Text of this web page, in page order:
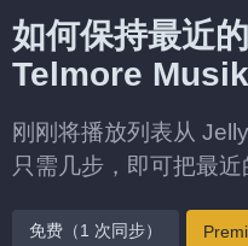
如何保持最近
Telmore
刚刚将播放列表从
只需几步，即可把最近
免费（1 次同步）